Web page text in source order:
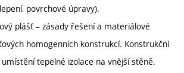
povrchové úpravy).
plášť – zásady řešení a materiálové
homogenních konstrukcí. Konstrukční
tepelné izolace na vnější stěně.